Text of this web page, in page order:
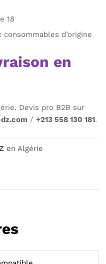
18
d’origine
en
Devis pro B2B sur
/ +213 558 130 181.
en Algérie